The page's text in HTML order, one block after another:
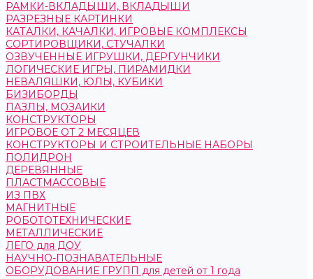
РАМКИ-ВКЛАДЫШИ, ВКЛАДЫШИ
РАЗРЕЗНЫЕ КАРТИНКИ
КАТАЛКИ, КАЧАЛКИ, ИГРОВЫЕ КОМПЛЕКСЫ
СОРТИРОВЩИКИ, СТУЧАЛКИ
ОЗВУЧЕННЫЕ ИГРУШКИ, ДЕРГУНЧИКИ
ЛОГИЧЕСКИЕ ИГРЫ, ПИРАМИДКИ
НЕВАЛЯШКИ, ЮЛЫ, КУБИКИ
БИЗИБОРДЫ
ПАЗЛЫ, МОЗАИКИ
КОНСТРУКТОРЫ
ИГРОВОЕ ОТ 2 МЕСЯЦЕВ
КОНСТРУКТОРЫ И СТРОИТЕЛЬНЫЕ НАБОРЫ
ПОЛИДРОН
ДЕРЕВЯННЫЕ
ПЛАСТМАССОВЫЕ
ИЗ ПВХ
МАГНИТНЫЕ
РОБОТОТЕХНИЧЕСКИЕ
МЕТАЛЛИЧЕСКИЕ
ЛЕГО для ДОУ
НАУЧНО-ПОЗНАВАТЕЛЬНЫЕ
ОБОРУДОВАНИЕ ГРУПП для детей от 1 года